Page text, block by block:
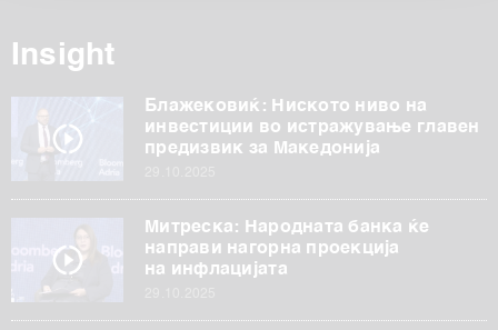
нашатаПолитика на приватност
други слични технологии во
колачиња . Колачињата во кој било момент можете
повторно да ги ажурирате со клик на „Прикажи ги
деталите“. Согласноста можете во кој било момент да
ја повлечете без негативни последици.
Insight
Блажековиќ: Ниското ниво на
инвестиции во истражување главен
предизвик за Македонија
Митреска: Народната банка ќе
направи нагорна проекција
на инфлацијата